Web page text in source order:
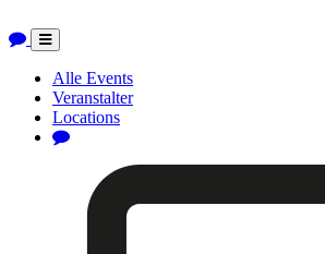
Toggle
navigation
Alle Events
Veranstalter
Locations